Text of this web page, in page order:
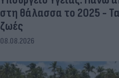
στη θάλασσα το 2025 -
ζωές
08.08.2026